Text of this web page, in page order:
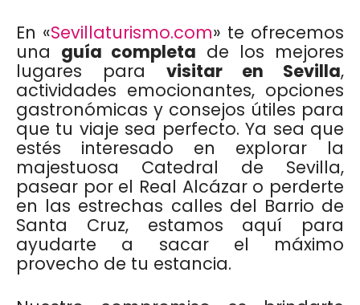
En «Sevillaturismo.com» te ofrecemos
una guía completa de los mejores
lugares para visitar en Sevilla,
actividades emocionantes, opciones
gastronómicas y consejos útiles para
que tu viaje sea perfecto. Ya sea que
estés interesado en explorar la
majestuosa Catedral de Sevilla,
pasear por el Real Alcázar o perderte
en las estrechas calles del Barrio de
Santa Cruz, estamos aquí para
ayudarte a sacar el máximo
provecho de tu estancia.